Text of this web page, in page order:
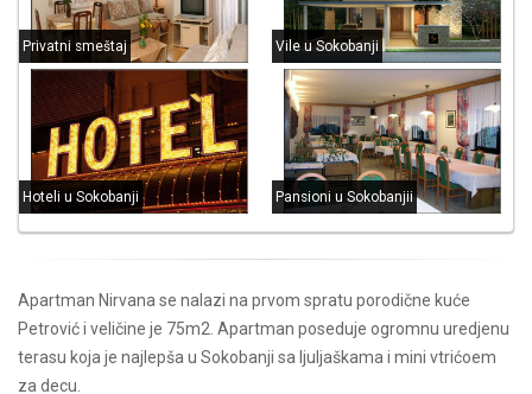
Privatni smeštaj Vile u Sokobanji
Hoteli u Sokobanji Pansioni u Sokobanjii
Apartman Nirvana se nalazi na prvom spratu porodične kuće
Petrović i veličine je 75m2. Apartman poseduje ogromnu uredjenu
terasu koja je najlepša u Sokobanji sa ljuljaškama i mini vtrićoem
za decu.